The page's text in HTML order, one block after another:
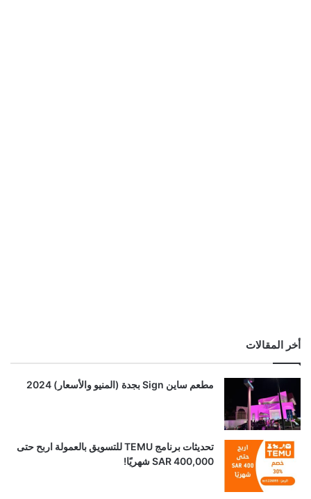
أخر المقالات
مطعم ساين Sign بجدة (المنيو والأسعار) 2024
تحديثات برنامج TEMU للتسويق بالعمولة اربح حتى
SAR 400,000 شهريًا!